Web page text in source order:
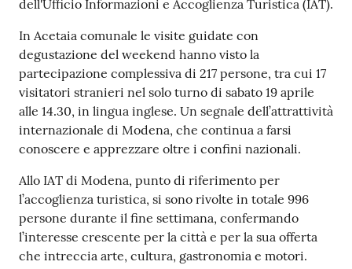
dell'Ufficio Informazioni e Accoglienza Turistica (IAT).
In Acetaia comunale le visite guidate con
degustazione del weekend hanno visto la
partecipazione complessiva di 217 persone, tra cui 17
visitatori stranieri nel solo turno di sabato 19 aprile
alle 14.30, in lingua inglese. Un segnale dell’attrattività
internazionale di Modena, che continua a farsi
conoscere e apprezzare oltre i confini nazionali.
Allo IAT di Modena, punto di riferimento per
l’accoglienza turistica, si sono rivolte in totale 996
persone durante il fine settimana, confermando
l’interesse crescente per la città e per la sua offerta
che intreccia arte, cultura, gastronomia e motori.